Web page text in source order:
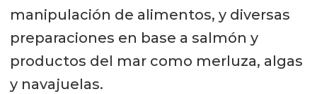
manipulación de alimentos, y diversas
preparaciones en base a salmón y
productos del mar como merluza, algas
y navajuelas.